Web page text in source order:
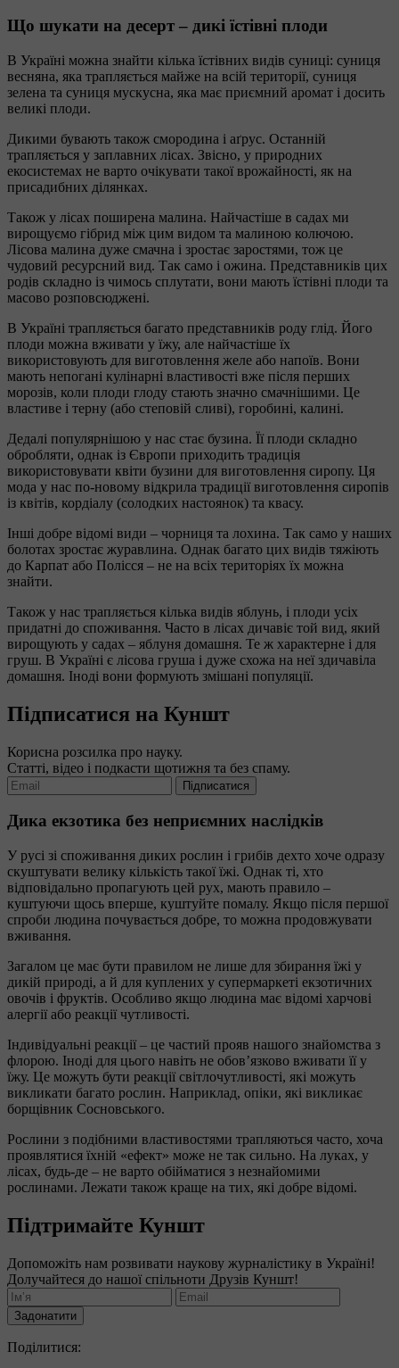
Що шукати на десерт – дикі їстівні плоди
В Україні можна знайти кілька їстівних видів суниці: суниця
весняна, яка трапляється майже на всій території, суниця
зелена та суниця мускусна, яка має приємний аромат і досить
великі плоди.
Дикими бувають також смородина і аґрус. Останній
трапляється у заплавних лісах. Звісно, у природних
екосистемах не варто очікувати такої врожайності, як на
присадибних ділянках.
Також у лісах поширена малина. Найчастіше в садах ми
вирощуємо гібрид між цим видом та малиною колючою.
Лісова малина дуже смачна і зростає заростями, тож це
чудовий ресурсний вид. Так само і ожина. Представників цих
родів складно із чимось сплутати, вони мають їстівні плоди та
масово розповсюджені.
В Україні трапляється багато представників роду глід. Його
плоди можна вживати у їжу, але найчастіше їх
використовують для виготовлення желе або напоїв. Вони
мають непогані кулінарні властивості вже після перших
морозів, коли плоди глоду стають значно смачнішими. Це
властиве і терну (або степовій сливі), горобині, калині.
Дедалі популярнішою у нас стає бузина. Її плоди складно
обробляти, однак із Європи приходить традиція
використовувати квіти бузини для виготовлення сиропу. Ця
мода у нас по-новому відкрила традиції виготовлення сиропів
із квітів, кордіалу (солодких настоянок) та квасу.
Інші добре відомі види – чорниця та лохина. Так само у наших
болотах зростає журавлина. Однак багато цих видів тяжіють
до Карпат або Полісся – не на всіх територіях їх можна
знайти.
Також у нас трапляється кілька видів яблунь, і плоди усіх
придатні до споживання. Часто в лісах дичавіє той вид, який
вирощують у садах – яблуня домашня. Те ж характерне і для
груш. В Україні є лісова груша і дуже схожа на неї здичавіла
домашня. Іноді вони формують змішані популяції.
Підписатися на Куншт
Корисна розсилка про науку.
Статті, відео і подкасти щотижня та без спаму.
Підписатися
Дика екзотика без неприємних наслідків
У русі зі споживання диких рослин і грибів дехто хоче одразу
скуштувати велику кількість такої їжі. Однак ті, хто
відповідально пропагують цей рух, мають правило –
куштуючи щось вперше, куштуйте помалу. Якщо після першої
спроби людина почувається добре, то можна продовжувати
вживання.
Загалом це має бути правилом не лише для збирання їжі у
дикій природі, а й для куплених у супермаркеті екзотичних
овочів і фруктів. Особливо якщо людина має відомі харчові
алергії або реакції чутливості.
Індивідуальні реакції – це частий прояв нашого знайомства з
флорою. Іноді для цього навіть не обов’язково вживати її у
їжу. Це можуть бути реакції світлочутливості, які можуть
викликати багато рослин. Наприклад, опіки, які викликає
борщівник Сосновського.
Рослини з подібними властивостями трапляються часто, хоча
проявлятися їхній «ефект» може не так сильно. На луках, у
лісах, будь-де – не варто обійматися з незнайомими
рослинами. Лежати також краще на тих, які добре відомі.
Підтримайте Куншт
Допоможіть нам розвивати наукову журналістику в Україні!
Долучайтеся до нашої спільноти Друзів Куншт!
Задонатити
Поділитися: